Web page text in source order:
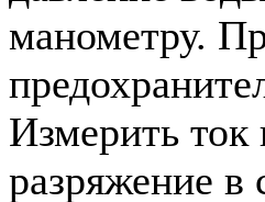
манометру.
Измерить
разряжение в